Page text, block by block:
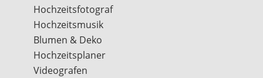
Hochzeitsfotograf
Hochzeitsmusik
Blumen & Deko
Hochzeitsplaner
Videografen